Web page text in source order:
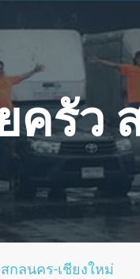
ครัว
กลนคร-เชียงใหม่